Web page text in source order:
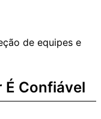
de equipes e
É Confiável